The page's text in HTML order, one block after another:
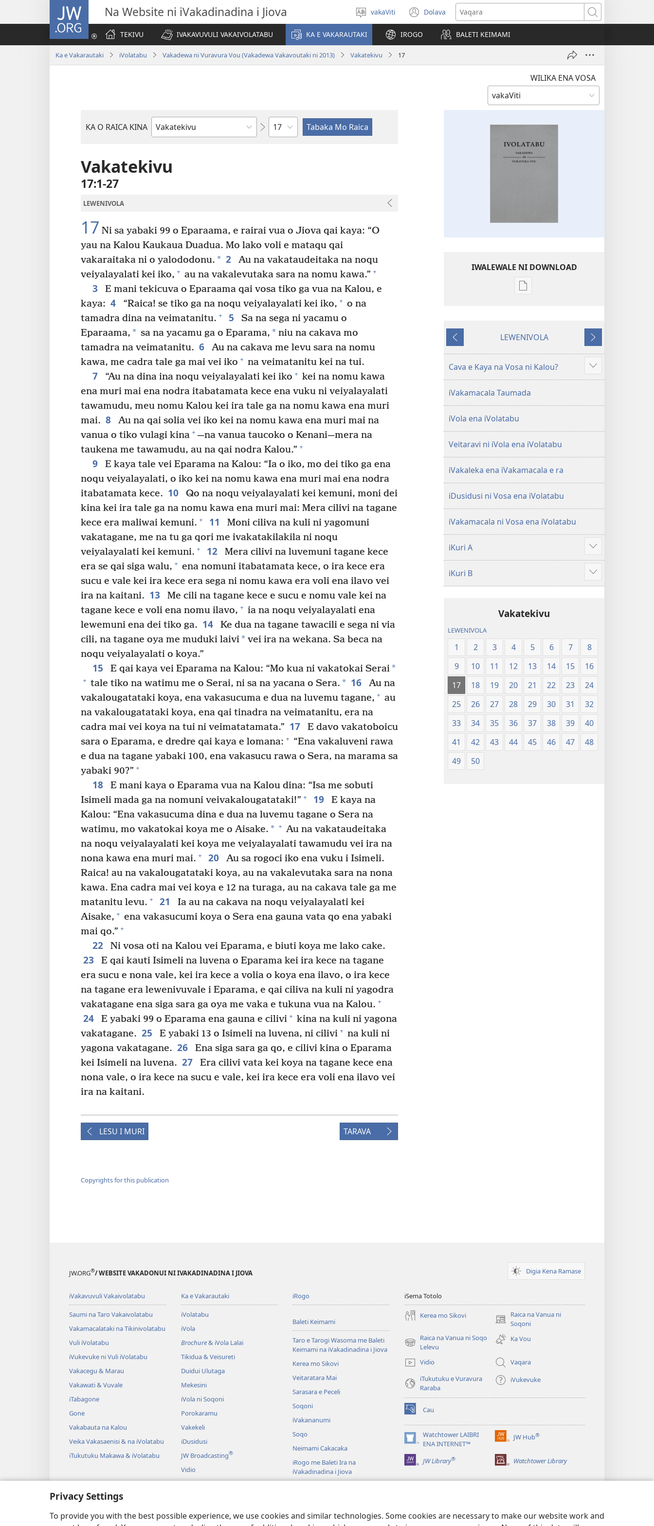
Privacy Settings
To provide you with the best possible experience, we use cookies and similar technologies. Some cookies are necessary to make our website work and
JW.ORG Na Website ni iVakadinadina i Jiova
Digia
na
Vosa
vakaViti Dolava
(opens
new
window)
Vaqara
TEKIVU
IVAKAVUVULI VAKAIVOLATABU KA E VAKARAUTAKI IROGO BALETI KEIMAMI
Ka e Vakarautaki iVolatabu Vakadewa ni Vuravura Vou (Vakadewa Vakavoutaki ni 2013) Vakatekivu 17
WILIKA ENA VOSA
KA O RAICA KINA
iVola
iVolatabu
Wase
Vakatekivu
17:1-27
LEWENIVOLA
17 Ni sa yabaki 99 o Eparaama, e rairai vua o Jiova qai kaya: “O
yau na Kalou Kaukaua Duadua. Mo lako voli e mataqu qai
vakaraitaka ni o yalododonu. * 2
Au na vakataudeitaka na noqu
veiyalayalati kei iko, + au na vakalevutaka sara na nomu kawa.” +
3
E mani tekicuva o Eparaama qai vosa tiko ga vua na Kalou, e
kaya: 4 “Raica! se tiko ga na noqu veiyalayalati kei iko, + o na
tamadra dina na veimatanitu. + 5
Sa na sega ni yacamu o
Eparaama, * sa na yacamu ga o Eparama, * niu na cakava mo
tamadra na veimatanitu. 6
Au na cakava me levu sara na nomu
kawa, me cadra tale ga mai vei iko + na veimatanitu kei na tui.
7 “Au na dina ina noqu veiyalayalati kei iko + kei na nomu kawa
ena muri mai ena nodra itabatamata kece ena vuku ni veiyalayalati
tawamudu, meu nomu Kalou kei ira tale ga na nomu kawa ena muri
mai. 8
Au na qai solia vei iko kei na nomu kawa ena muri mai na
vanua o tiko vulagi kina + —na vanua taucoko o Kenani—mera na
taukena me tawamudu, au na qai nodra Kalou.” +
9
E kaya tale vei Eparama na Kalou: “Ia o iko, mo dei tiko ga ena
noqu veiyalayalati, o iko kei na nomu kawa ena muri mai ena nodra
itabatamata kece. 10
Qo na noqu veiyalayalati kei kemuni, moni dei
kina kei ira tale ga na nomu kawa ena muri mai: Mera cilivi na tagane
kece era maliwai kemuni. + 11
Moni ciliva na kuli ni yagomuni
vakatagane, me na tu ga qori me ivakatakilakila ni noqu
veiyalayalati kei kemuni. + 12
Mera cilivi na luvemuni tagane kece
era se qai siga walu, + ena nomuni itabatamata kece, o ira kece era
sucu e vale kei ira kece era sega ni nomu kawa era voli ena ilavo vei
ira na kaitani. 13
Me cili na tagane kece e sucu e nomu vale kei na
tagane kece e voli ena nomu ilavo, + ia na noqu veiyalayalati ena
lewemuni ena dei tiko ga. 14
Ke dua na tagane tawacili e sega ni via
cili, na tagane oya me muduki laivi* vei ira na wekana. Sa beca na
noqu veiyalayalati o koya.”
15 E qai kaya vei Eparama na Kalou: “Mo kua ni vakatokai Serai*
+ tale tiko na watimu me o Serai, ni sa na yacana o Sera. * 16
Au na
vakalougatataki koya, ena vakasucuma e dua na luvemu tagane, + au
na vakalougatataki koya, ena qai tinadra na veimatanitu, era na
cadra mai vei koya na tui ni veimatatamata.” 17
E davo vakatoboicu
sara o Eparama, e dredre qai kaya e lomana: + “Ena vakaluveni rawa
e dua na tagane yabaki 100, ena vakasucu rawa o Sera, na marama sa
yabaki 90?” +
18
E mani kaya o Eparama vua na Kalou dina: “Isa me sobuti
Isimeli mada ga na nomuni veivakalougatataki!” + 19
E kaya na
Kalou: “Ena vakasucuma dina e dua na luvemu tagane o Sera na
watimu, mo vakatokai koya me o Aisake. * + Au na vakataudeitaka
na noqu veiyalayalati kei koya me veiyalayalati tawamudu vei ira na
nona kawa ena muri mai. + 20
Au sa rogoci iko ena vuku i Isimeli.
Raica! au na vakalougatataki koya, au na vakalevutaka sara na nona
kawa. Ena cadra mai vei koya e 12 na turaga, au na cakava tale ga me
matanitu levu. + 21
Ia au na cakava na noqu veiyalayalati kei
Aisake, + ena vakasucumi koya o Sera ena gauna vata qo ena yabaki
mai qo.” +
22 Ni vosa oti na Kalou vei Eparama, e biuti koya me lako cake.
23
E qai kauti Isimeli na luvena o Eparama kei ira kece na tagane
era sucu e nona vale, kei ira kece a volia o koya ena ilavo, o ira kece
na tagane era lewenivuvale i Eparama, e qai ciliva na kuli ni yagodra
vakatagane ena siga sara ga oya me vaka e tukuna vua na Kalou. +
24 E yabaki 99 o Eparama ena gauna e cilivi + kina na kuli ni yagona
vakatagane. 25 E yabaki 13 o Isimeli na luvena, ni cilivi + na kuli ni
yagona vakatagane. 26
Ena siga sara ga qo, e cilivi kina o Eparama
kei Isimeli na luvena. 27
Era cilivi vata kei koya na tagane kece ena
nona vale, o ira kece na sucu e vale, kei ira kece era voli ena ilavo vei
ira na kaitani.
LESU I MURI TARAVA
Copyrights for this publication
IWALEWALE NI DOWNLOAD
Sala
na
tabaki
Vakadewa
ni
Vou
LESU
I
MURI
LEWENIVOLA
TARAVA
Cava e Kaya na Vosa ni Kalou?
Show
more
iVakamacala Taumada
iVola ena iVolatabu
Veitaravi ni iVola ena iVolatabu
iVakaleka ena iVakamacala e ra
iDusidusi ni Vosa ena iVolatabu
iVakamacala ni Vosa ena iVolatabu
iKuri A
Show
more
iKuri B
Show
more
Vakatekivu
LEWENIVOLA
1 2 3 4 5 6 7
8
9
10 11 12 13 14 15
16
17
18 19 20 21 22 23
24
25
26 27 28 29 30 31
32
33
34 35 36 37 38 39
40
41
42 43 44 45 46 47
48
49
50
JW.ORG®/ WEBSITE VAKADONUI NI IVAKADINADINA I JIOVA Digia Kena Ramase
iVakavuvuli Vakaivolatabu
Saumi na Taro Vakaivolatabu
Vakamacalataki na Tikinivolatabu
Vuli iVolatabu
iVukevuke ni Vuli iVolatabu
Vakacegu & Marau
Vakawati & Vuvale
iTabagone
Gone
Vakabauta na Kalou
Veika Vakasaenisi & na iVolatabu
iTukutuku Makawa & iVolatabu
Ka e Vakarautaki
iVolatabu
iVola
Brochure& iVola Lalai
Tikidua & Veisureti
Duidui Ulutaga
Mekesini
iVola ni Soqoni
Porokaramu
Vakekeli
iDusidusi
JW Broadcasting®
Vidio
iVakatagi
Wili iVolatabu Veiuqeti
iRogo
Baleti Keimami
Taro e Tarogi Wasoma me Baleti
Keimami na iVakadinadina i Jiova
Kerea mo Sikovi
Veitaratara Mai
Sarasara e Peceli
Soqoni
iVakananumi
Soqo
Neimami Cakacaka
iRogo me Baleti Ira na
iVakadinadina i Jiova
iSema Totolo
Kerea mo Sikovi
Raica na Vanua ni
Soqoni
(opens
new
window)
Raica na Vanua ni Soqo
Lelevu
(opens
window)
Ka Vou
Vidio
Vaqara
iTukutuku e Vuravura
Raraba
iVukevuke
Cau
(opens
new
window)Watchtower LAIBRI
ENA INTERNET™
(opens
new
window)
JW Hub®
(opens
window)
JW Library® Watchtower Library